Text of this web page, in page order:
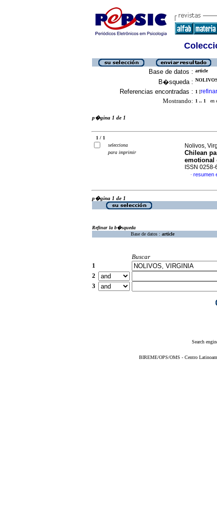
Base de datos : article
B�squeda :
Referencias encontradas : 1 [refinar
Mostrando: 1 .. 1 en
p�gina 1 de 1
1 / 1
selecciona
para imprimir
Nolivos,
Chilean
emotional
ISSN 0258-
· resumen
p�gina 1 de 1
Refinar la b�squeda
Base de datos : article
Buscar
1
2
3
Search
BIREME/OPS/OMS - Centro